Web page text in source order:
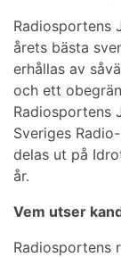
Radiosportens
årets bästa
erhållas av
och ett
Radiosportens
Sveriges
delas ut på
år.
Vem utser
Radiosportens